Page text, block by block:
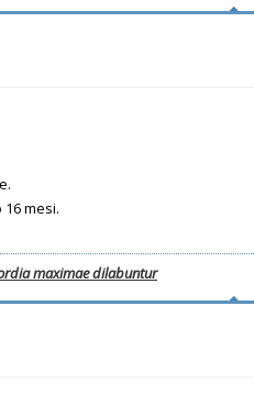
mesi.
maximae dilabuntur